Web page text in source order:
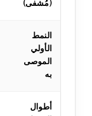
(مُشفى)
النمط
الأولي
الموصى
به
أطوال